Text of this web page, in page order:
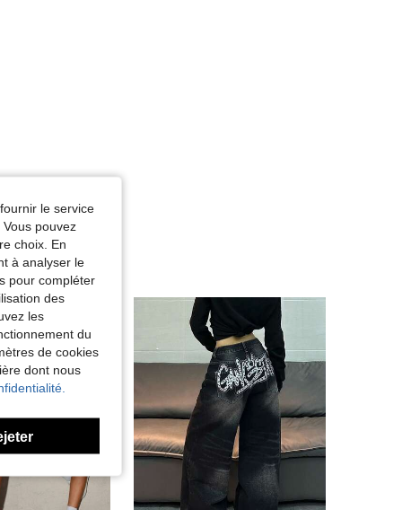
le service
pouvez
choix. En
à analyser le
pour compléter
des
les
du
de cookies
dont nous